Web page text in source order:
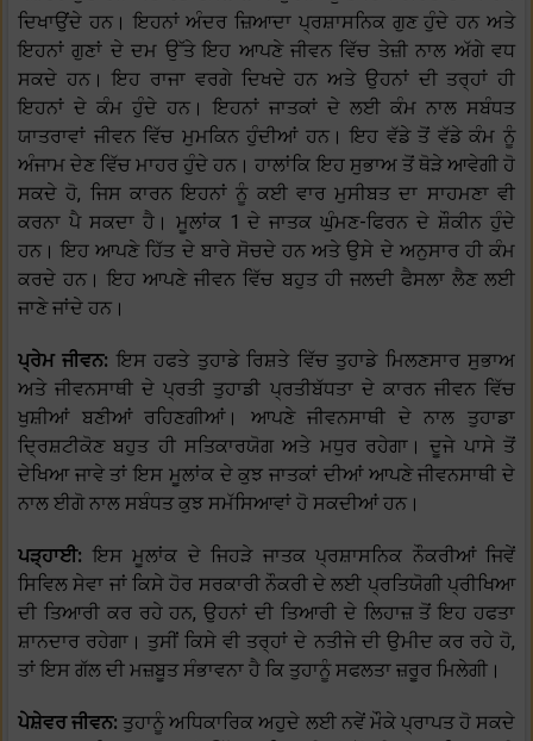
ਦਿਖਾਉਂਦੇ ਹਨ। ਇਹਨਾਂ ਅੰਦਰ ਜ਼ਿਆਦਾ ਪ੍ਰਸ਼ਾਸਨਿਕ ਗੁਣ ਹੁੰਦੇ ਹਨ ਅਤੇ
ਇਹਨਾਂ ਗੁਣਾਂ ਦੇ ਦਮ ਉੱਤੇ ਇਹ ਆਪਣੇ ਜੀਵਨ ਵਿੱਚ ਤੇਜ਼ੀ ਨਾਲ ਅੱਗੇ ਵਧ
ਸਕਦੇ ਹਨ। ਇਹ ਰਾਜਾ ਵਰਗੇ ਦਿਖਦੇ ਹਨ ਅਤੇ ਉਹਨਾਂ ਦੀ ਤਰ੍ਹਾਂ ਹੀ
ਇਹਨਾਂ ਦੇ ਕੰਮ ਹੁੰਦੇ ਹਨ। ਇਹਨਾਂ ਜਾਤਕਾਂ ਦੇ ਲਈ ਕੰਮ ਨਾਲ ਸਬੰਧਤ
ਯਾਤਰਾਵਾਂ ਜੀਵਨ ਵਿੱਚ ਮੁਮਕਿਨ ਹੁੰਦੀਆਂ ਹਨ। ਇਹ ਵੱਡੇ ਤੋਂ ਵੱਡੇ ਕੰਮ ਨੂੰ
ਅੰਜਾਮ ਦੇਣ ਵਿੱਚ ਮਾਹਰ ਹੁੰਦੇ ਹਨ। ਹਾਲਾਂਕਿ ਇਹ ਸੁਭਾਅ ਤੋਂ ਥੋੜੇ ਆਵੇਗੀ ਹੋ
ਸਕਦੇ ਹੋ, ਜਿਸ ਕਾਰਨ ਇਹਨਾਂ ਨੂੰ ਕਈ ਵਾਰ ਮੁਸੀਬਤ ਦਾ ਸਾਹਮਣਾ ਵੀ
ਕਰਨਾ ਪੈ ਸਕਦਾ ਹੈ। ਮੂਲਾਂਕ 1 ਦੇ ਜਾਤਕ ਘੁੰਮਣ-ਫਿਰਨ ਦੇ ਸ਼ੌਕੀਨ ਹੁੰਦੇ
ਹਨ। ਇਹ ਆਪਣੇ ਹਿੱਤ ਦੇ ਬਾਰੇ ਸੋਚਦੇ ਹਨ ਅਤੇ ਉਸੇ ਦੇ ਅਨੁਸਾਰ ਹੀ ਕੰਮ
ਕਰਦੇ ਹਨ। ਇਹ ਆਪਣੇ ਜੀਵਨ ਵਿੱਚ ਬਹੁਤ ਹੀ ਜਲਦੀ ਫੈਸਲਾ ਲੈਣ ਲਈ
ਜਾਣੇ ਜਾਂਦੇ ਹਨ।
ਪ੍ਰੇਮ ਜੀਵਨ:ਇਸ ਹਫਤੇ ਤੁਹਾਡੇ ਰਿਸ਼ਤੇ ਵਿੱਚ ਤੁਹਾਡੇ ਮਿਲਣਸਾਰ ਸੁਭਾਅ
ਅਤੇ ਜੀਵਨਸਾਥੀ ਦੇ ਪ੍ਰਤੀ ਤੁਹਾਡੀ ਪ੍ਰਤੀਬੱਧਤਾ ਦੇ ਕਾਰਨ ਜੀਵਨ ਵਿੱਚ
ਖੁਸ਼ੀਆਂ ਬਣੀਆਂ ਰਹਿਣਗੀਆਂ। ਆਪਣੇ ਜੀਵਨਸਾਥੀ ਦੇ ਨਾਲ ਤੁਹਾਡਾ
ਦ੍ਰਿਸ਼ਟੀਕੋਣ ਬਹੁਤ ਹੀ ਸਤਿਕਾਰਯੋਗ ਅਤੇ ਮਧੁਰ ਰਹੇਗਾ। ਦੂਜੇ ਪਾਸੇ ਤੋਂ
ਦੇਖਿਆ ਜਾਵੇ ਤਾਂ ਇਸ ਮੂਲਾਂਕ ਦੇ ਕੁਝ ਜਾਤਕਾਂ ਦੀਆਂ ਆਪਣੇ ਜੀਵਨਸਾਥੀ ਦੇ
ਨਾਲ ਈਗੋ ਨਾਲ ਸਬੰਧਤ ਕੁਝ ਸਮੱਸਿਆਵਾਂ ਹੋ ਸਕਦੀਆਂ ਹਨ।
ਪੜ੍ਹਾਈ:ਇਸ ਮੂਲਾਂਕ ਦੇ ਜਿਹੜੇ ਜਾਤਕ ਪ੍ਰਸ਼ਾਸਨਿਕ ਨੌਕਰੀਆਂ ਜਿਵੇਂ
ਸਿਵਿਲ ਸੇਵਾ ਜਾਂ ਕਿਸੇ ਹੋਰ ਸਰਕਾਰੀ ਨੌਕਰੀ ਦੇ ਲਈ ਪ੍ਰਤਿਯੋਗੀ ਪ੍ਰੀਖਿਆ
ਦੀ ਤਿਆਰੀ ਕਰ ਰਹੇ ਹਨ, ਉਹਨਾਂ ਦੀ ਤਿਆਰੀ ਦੇ ਲਿਹਾਜ਼ ਤੋਂ ਇਹ ਹਫਤਾ
ਸ਼ਾਨਦਾਰ ਰਹੇਗਾ। ਤੁਸੀਂ ਕਿਸੇ ਵੀ ਤਰ੍ਹਾਂ ਦੇ ਨਤੀਜੇ ਦੀ ਉਮੀਦ ਕਰ ਰਹੇ ਹੋ,
ਤਾਂ ਇਸ ਗੱਲ ਦੀ ਮਜ਼ਬੂਤ ਸੰਭਾਵਨਾ ਹੈ ਕਿ ਤੁਹਾਨੂੰ ਸਫਲਤਾ ਜ਼ਰੂਰ ਮਿਲੇਗੀ।
ਪੇਸ਼ੇਵਰ ਜੀਵਨ:ਤੁਹਾਨੂੰ ਅਧਿਕਾਰਿਕ ਅਹੁਦੇ ਲਈ ਨਵੇਂ ਮੌਕੇ ਪ੍ਰਾਪਤ ਹੋ ਸਕਦੇ